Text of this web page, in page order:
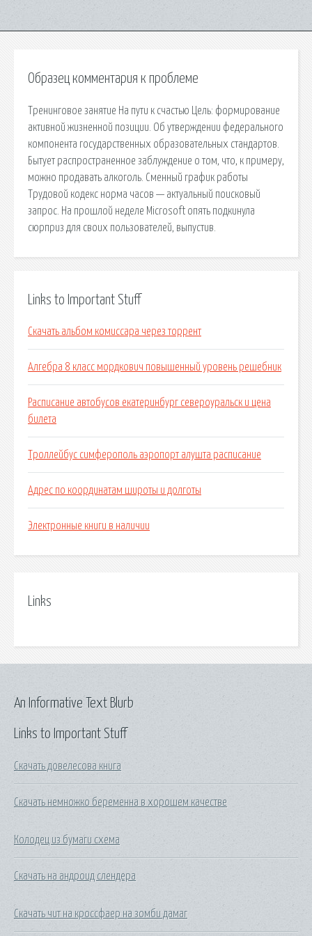
Образец комментария к проблеме
Тренинговое занятие На пути к счастью Цель: формирование
активной жизненной позиции. Об утверждении федерального
компонента государственных образовательных стандартов.
Бытует распространенное заблуждение о том, что, к примеру,
можно продавать алкоголь. Сменный график работы
Трудовой кодекс норма часов — актуальный поисковый
запрос. На прошлой неделе Microsoft опять подкинула
сюрприз для своих пользователей, выпустив.
Links to Important Stuff
Скачать альбом комиссара через торрент
Алгебра 8 класс мордкович повышенный уровень решебник
Расписание автобусов екатеринбург североуральск и цена
билета
Троллейбус симферополь аэропорт алушта расписание
Адрес по координатам широты и долготы
Электронные книги в наличии
Links
Links to Important Stuff
Скачать довелесова книга
Скачать немножко беременна в хорошем качестве
Колодец из бумаги схема
Скачать на андроид слендера
Скачать чит на кроссфаер на зомби дамаг
An Informative Text Blurb